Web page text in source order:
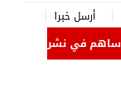
أرسل خبرا
ساهم في نشر